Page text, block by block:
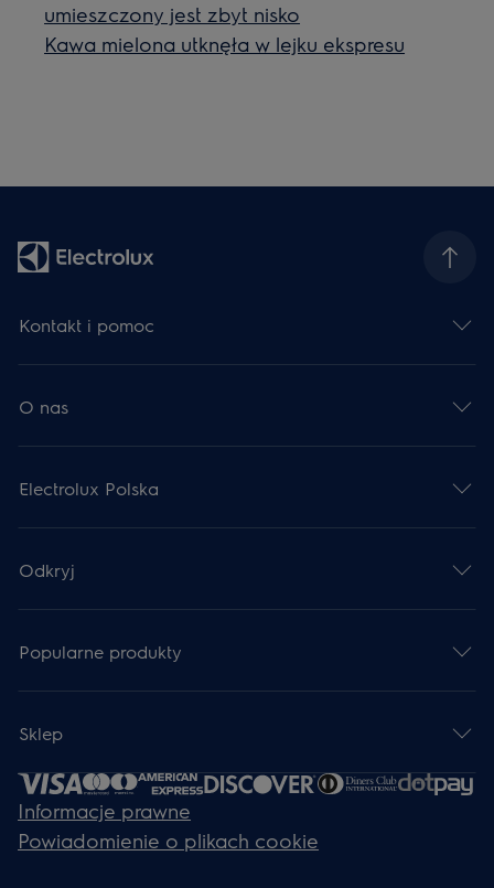
umieszczony jest zbyt nisko
Kawa mielona utknęła w lejku ekspresu
Kontakt i pomoc
O nas
Electrolux Polska
Odkryj
Popularne produkty
Sklep
Informacje prawne
Powiadomienie o plikach cookie